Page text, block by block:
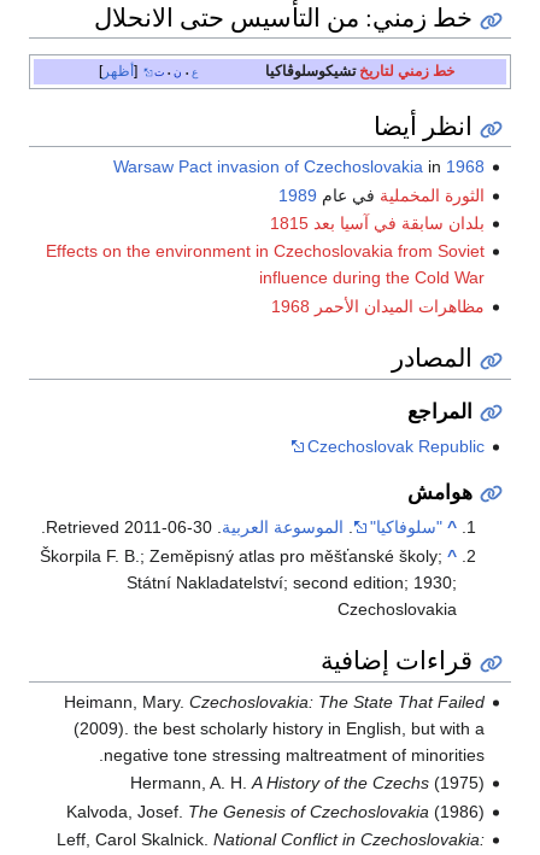
خط زمني: من التأسيس حتى الانحلال
أظهر ع • ن • ت خط زمني لتاريخ تشيكوسلوڤاكيا
انظر أيضا
Warsaw Pact invasion of Czechoslovakiain 1968
الثورة المخملية في عام 1989
بلدان سابقة في آسيا بعد 1815
Effects on the environment in Czechoslovakia from Soviet
influence during the Cold War
مظاهرات الميدان الأحمر 1968
المصادر
المراجع
Czechoslovak Republic
هوامش
^ "سلوفاكيا" . الموسوعة العربية. Retrieved
2011-06-30
.
^
Škorpila F. B.; Zeměpisný atlas pro měšťanské školy;
Státní Nakladatelství; second edition; 1930;
Czechoslovakia
قراءات إضافية
Heimann, Mary. Czechoslovakia: The State That Failed
(2009). the best scholarly history in English, but with a
negative tone stressing maltreatment of minorities.
Hermann, A. H.A History of the Czechs(1975)
Kalvoda, Josef. The Genesis of Czechoslovakia (1986)
Leff, Carol Skalnick. National Conflict in Czechoslovakia: